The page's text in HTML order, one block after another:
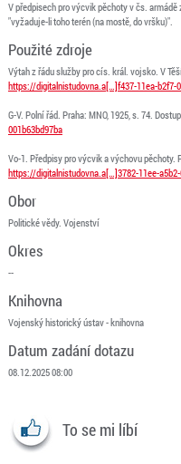
V předpisech pro výcvik pěchoty v čs.
"vyžaduje-li toho terén (na mostě, do vršku)".
Použité zdroje
Výtah z řádu služby pro cís. král. vojsko. V
https://digitalnistudovna.a[…]f437-11ea-b2f7-
G-V. Polní řád. Praha: MNO, 1925, s. 74.
001b63bd97ba
Vo-1. Předpisy pro výcvik a výchovu pěchoty.
https://digitalnistudovna.a[…]3782-11ee-
Obor
Politické vědy. Vojenství
Okres
--
Knihovna
Vojenský historický ústav - knihovna
Datum zadání dotazu
08.12.2025 08:00
To se mi líbí